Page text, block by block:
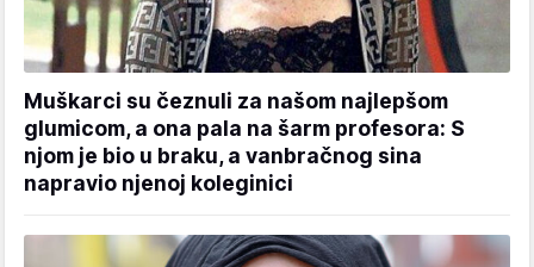
Muškarci su čeznuli za našom najlepšom
glumicom, a ona pala na šarm profesora: S
njom je bio u braku, a vanbračnog sina
napravio njenoj koleginici